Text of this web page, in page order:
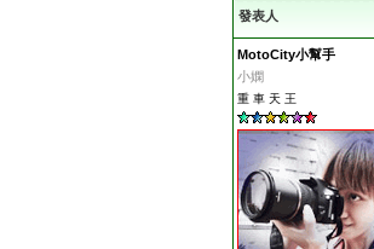
發表人
MotoCity小幫手
小嫻
重 車 天 王